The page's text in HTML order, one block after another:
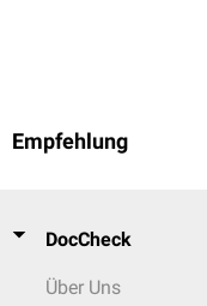
Empfehlung
DocCheck
Über Uns